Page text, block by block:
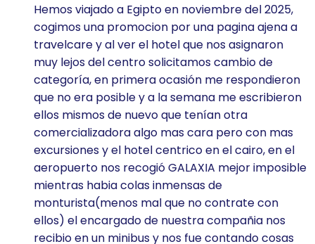
Hemos viajado a Egipto en noviembre del 2025,
cogimos una promocion por una pagina ajena a
travelcare y al ver el hotel que nos asignaron
muy lejos del centro solicitamos cambio de
categoría, en primera ocasión me respondieron
que no era posible y a la semana me escribieron
ellos mismos de nuevo que tenían otra
comercializadora algo mas cara pero con mas
excursiones y el hotel centrico en el cairo, en el
aeropuerto nos recogió GALAXIA mejor imposible
mientras habia colas inmensas de
monturista(menos mal que no contrate con
ellos) el encargado de nuestra compañia nos
recibio en un minibus y nos fue contando cosas